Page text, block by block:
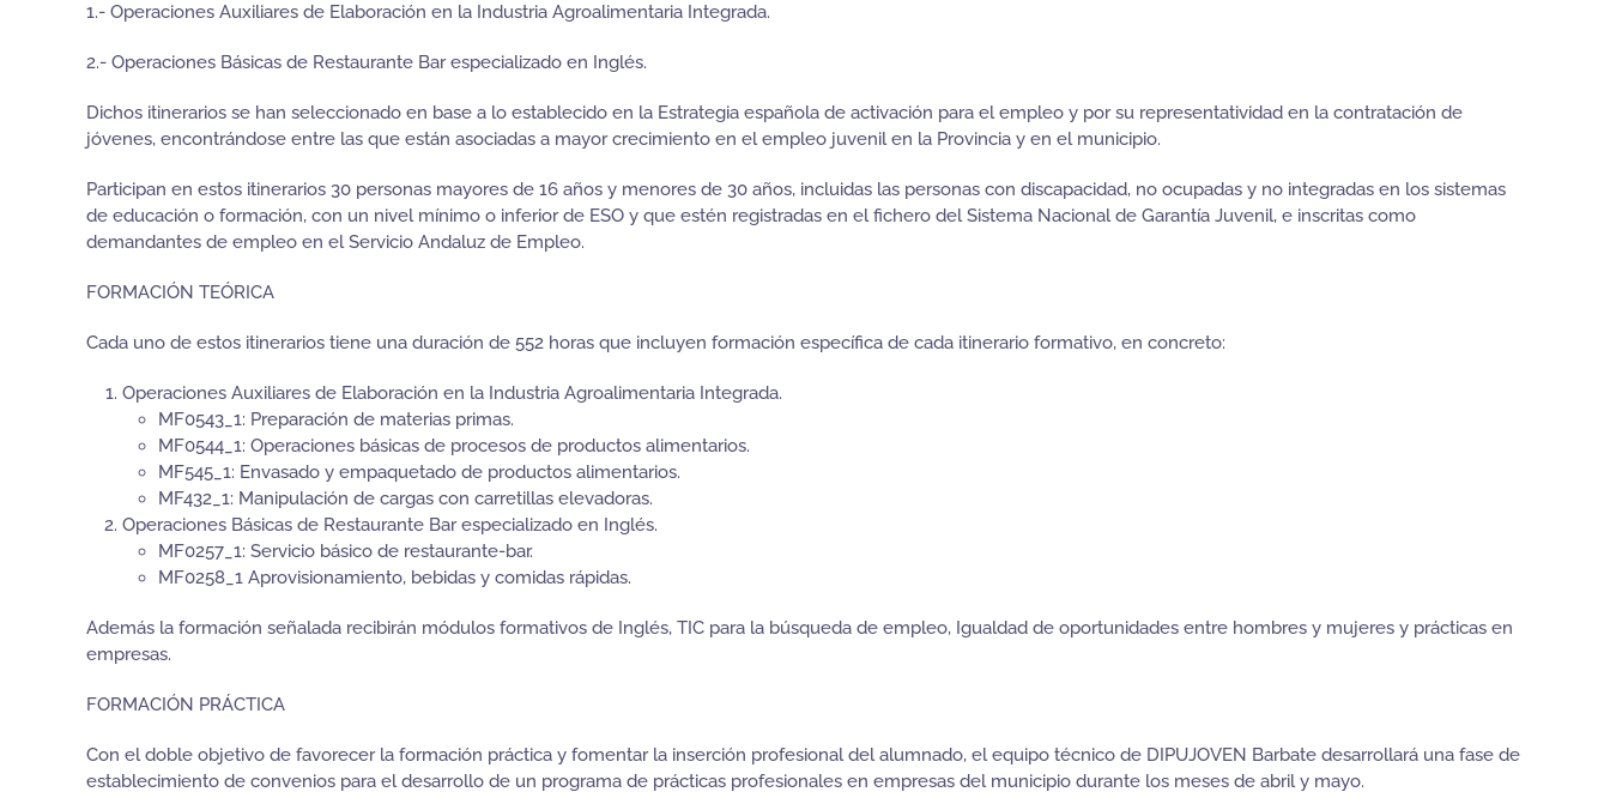
1.- Operaciones Auxiliares de Elaboración en la Industria Agroalimentaria Integrada.
2.- Operaciones Básicas de Restaurante Bar especializado en Inglés.
Dichos itinerarios se han seleccionado en base a lo establecido en la Estrategia española de activación para el empleo y por su representatividad en la contratación de
jóvenes, encontrándose entre las que están asociadas a mayor crecimiento en el empleo juvenil en la Provincia y en el municipio.
Participan en estos itinerarios 30 personas mayores de 16 años y menores de 30 años, incluidas las personas con discapacidad, no ocupadas y no integradas en los sistemas
de educación o formación, con un nivel mínimo o inferior de ESO y que estén registradas en el fichero del Sistema Nacional de Garantía Juvenil, e inscritas como
demandantes de empleo en el Servicio Andaluz de Empleo.
FORMACIÓN TEÓRICA
Cada uno de estos itinerarios tiene una duración de 552 horas que incluyen formación específica de cada itinerario formativo, en concreto:
Operaciones Auxiliares de Elaboración en la Industria Agroalimentaria Integrada.
MF0543_1: Preparación de materias primas.
MF0544_1: Operaciones básicas de procesos de productos alimentarios.
MF545_1: Envasado y empaquetado de productos alimentarios.
MF432_1: Manipulación de cargas con carretillas elevadoras.
Operaciones Básicas de Restaurante Bar especializado en Inglés.
MF0257_1: Servicio básico de restaurante-bar.
MF0258_1 Aprovisionamiento, bebidas y comidas rápidas.
Además la formación señalada recibirán módulos formativos de Inglés, TIC para la búsqueda de empleo, Igualdad de oportunidades entre hombres y mujeres y prácticas en
empresas.
FORMACIÓN PRÁCTICA
Con el doble objetivo de favorecer la formación práctica y fomentar la inserción profesional del alumnado, el equipo técnico de DIPUJOVEN Barbate desarrollará una fase de
establecimiento de convenios para el desarrollo de un programa de prácticas profesionales en empresas del municipio durante los meses de abril y mayo.